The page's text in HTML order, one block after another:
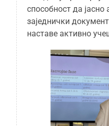
способност да
заједнички
наставе активно